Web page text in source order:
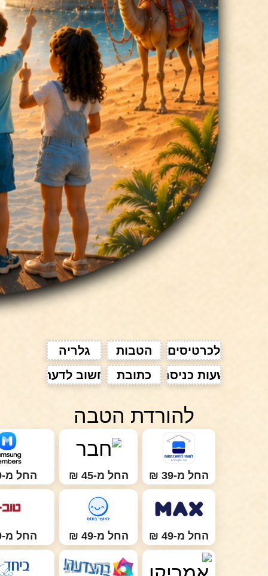
לכרטיסים הטבות
גלריה
שעות כניסה
כתובת חשוב לדעת
להורדת הטבה
החל מ-39 ₪ החל מ-45 ₪ החל מ-49 ₪
החל מ-49 ₪ החל מ-49 ₪ החל מ-49 ₪